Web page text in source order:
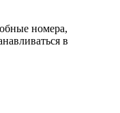
номера,
в